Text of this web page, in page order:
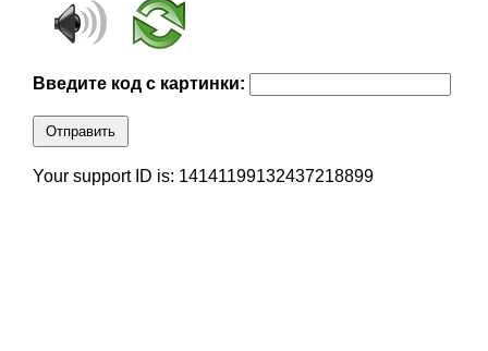
Введите код с картинки:
Отправить
Your support ID is: 14141199132437218899